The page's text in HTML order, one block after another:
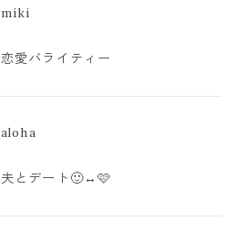
miki
恋愛バライティー
aloha
夫とデート🙂‍↔️🩷